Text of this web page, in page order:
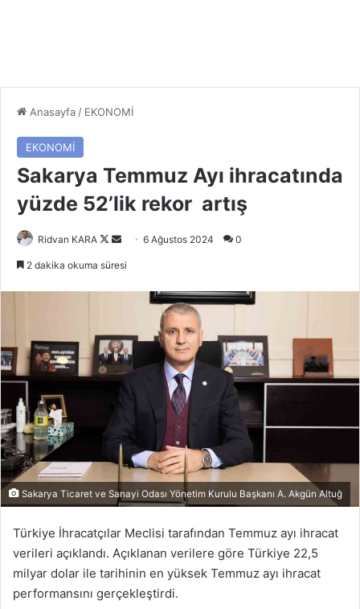
Anasayfa / EKONOMİ
EKONOMİ
Sakarya Temmuz Ayı ihracatında
yüzde 52’lik rekor artış
Ridvan KARA
Follow
Bir
göndermek
6 Ağustos 2024 0
2 dakika okuma süresi
Sakarya Ticaret ve Sanayi Odası Yönetim Kurulu Başkanı A. Akgün Altuğ
Türkiye İhracatçılar Meclisi tarafından Temmuz ayı ihracat
verileri açıklandı. Açıklanan verilere göre Türkiye 22,5
milyar dolar ile tarihinin en yüksek Temmuz ayı ihracat
performansını gerçekleştirdi.